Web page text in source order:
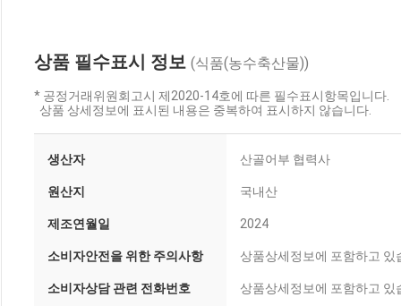
상품 필수표시 정보 (식품(농수축산물))
* 공정거래위원회고시 제2020-14호에 따른 필수표시항목입니다.
상품 상세정보에 표시된 내용은 중복하여 표시하지 않습니다.
생산자 산골어부 협력사
원산지 국내산
제조연월일 2024
소비자안전을 위한 주의사항 상품상세정보에 포함하고 있
소비자상담 관련 전화번호 상품상세정보에 포함하고 있